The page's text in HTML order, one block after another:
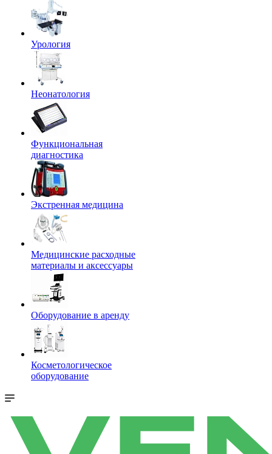
Урология
Неонатология
Функциональная
диагностика
Экстренная медицина
Медицинские расходные
материалы и аксессуары
Оборудование в аренду
Косметологическое
оборудование